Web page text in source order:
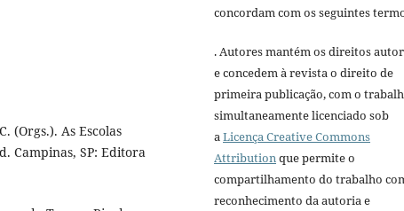
(Orgs.). As Escolas
Campinas, SP: Editora
concordam com os seguintes
. Autores mantém os direitos
e concedem à revista o direito de
primeira publicação, com o
simultaneamente licenciado sob
aLicença Creative Commons
Attributionque permite o
compartilhamento do trabalho
reconhecimento da autoria e